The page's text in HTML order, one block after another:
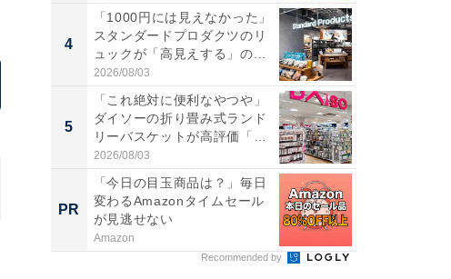
4
「1000円には見えなかった」
スタンダードプロダクツのリ
ュックが「高見えする」の...
2026/08/03
5
「これ絶対に便利なやつや」
ダイソーの折り畳み式ランド
リーバスケットが高評価「使
わ...
2026/08/03
PR
「今日の目玉商品は？」毎日
変わるAmazonタイムセール
が見逃せない
Amazon
Recommended by